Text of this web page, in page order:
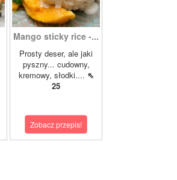
Mango sticky rice -...
Prosty deser, ale jaki
pyszny... cudowny,
kremowy, słodki.... ⇖
25
Zobacz przepis!